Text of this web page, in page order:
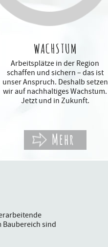
WACHSTUM
Arbeitsplätze in der Region
schaffen und sichern – das ist
unser Anspruch. Deshalb setzen
wir auf nachhaltiges Wachstum.
Jetzt und in Zukunft.
Mehr
sind